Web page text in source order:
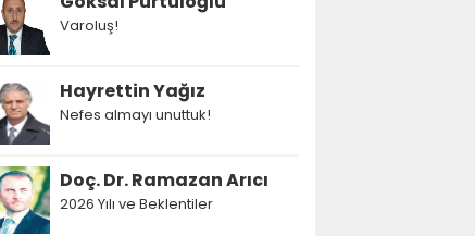
Varoluş!
Hayrettin Yağız
Nefes almayı unuttuk!
Doç. Dr. Ramazan Arıcı
2026 Yılı ve Beklentiler